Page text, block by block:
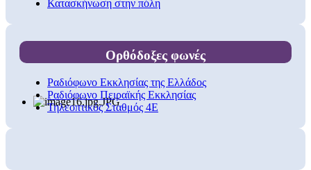
Κατασκήνωση στην πόλη
Ορθόδοξες φωνές
Ραδιόφωνο Εκκλησίας της Ελλάδος
Ραδιόφωνο Πειραϊκής Εκκλησίας
Τηλεοπτικός Σταθμός 4Ε